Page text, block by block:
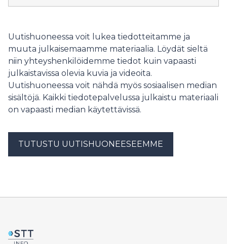
Uutishuoneessa voit lukea tiedotteitamme ja
muuta julkaisemaamme materiaalia. Löydät sieltä
niin yhteyshenkilöidemme tiedot kuin vapaasti
julkaistavissa olevia kuvia ja videoita.
Uutishuoneessa voit nähdä myös sosiaalisen median
sisältöjä. Kaikki tiedotepalvelussa julkaistu materiaali
on vapaasti median käytettävissä.
TUTUSTU UUTISHUONEESEEMME